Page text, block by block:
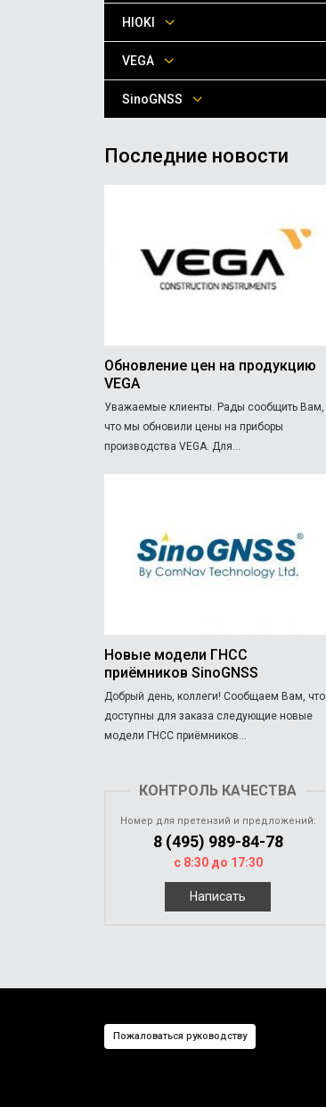
HIOKI
VEGA
SinoGNSS
Последние новости
Обновление цен на продукцию
VEGA
Уважаемые клиенты. Рады сообщить Вам,
что мы обновили цены на приборы
производства VEGA. Для...
Новые модели ГНСС
приёмников SinoGNSS
Добрый день, коллеги! Сообщаем Вам, что
доступны для заказа следующие новые
модели ГНСС приёмников...
КОНТРОЛЬ КАЧЕСТВА
Номер для претензий и предложений:
8 (495) 989-84-78
с 8:30 до 17:30
Написать
Пожаловаться руководству